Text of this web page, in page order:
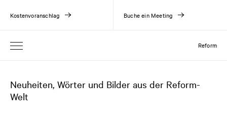
Reform
Kostenvoranschlag Buche ein Meeting
Neuheiten, Wörter und Bilder aus der Reform-
Welt